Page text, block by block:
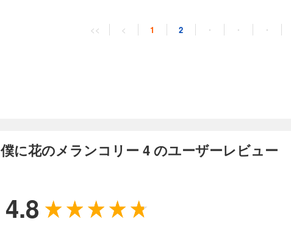
僕に花のメランコリー 11
459円 (税込)
昴の実家が経営するスイミングスクールに弟の光を送り迎えす
で、弓弦と昴の関係にも気づき始める。一方、弓弦の前にも
泣き疲れて眠る花が昴と一緒にいると知った弓弦。仕事を抜け出
完結
<< < 1 2 ・ ・ ・
僕に花のメランコリー 4 のユーザーレビュー
4.8